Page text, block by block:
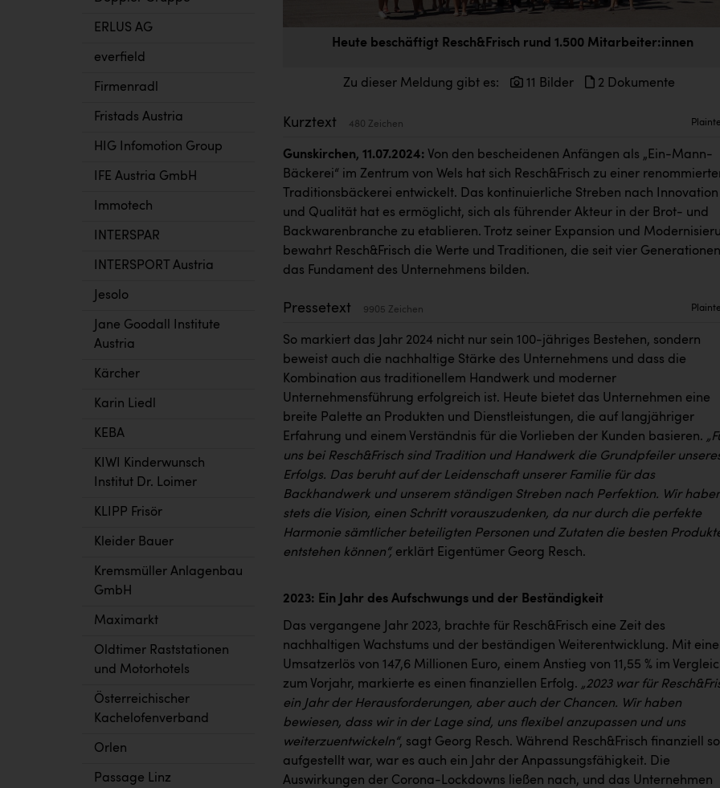
ERLUS AG
everfield
Firmenradl
Fristads Austria
HIG Infomotion Group
IFE Austria GmbH
Immotech
INTERSPAR
INTERSPORT Austria
Jesolo
Jane Goodall Institute
Austria
Kärcher
Karin Liedl
KEBA
KIWI Kinderwunsch
Institut Dr. Loimer
KLIPP Frisör
Kleider Bauer
Kremsmüller Anlagenbau
GmbH
Maximarkt
Oldtimer Raststationen
und Motorhotels
Österreichischer
Kachelofenverband
Orlen
Passage Linz
Heute beschäftigt Resch&Frisch rund 1.500 Mitarbeiter:innen
Zu dieser Meldung gibt es: 11 Bilder 2 Dokumente
Kurztext 480 Zeichen
Gunskirchen, 11.07.2024: Von den bescheidenen Anfängen als „Ein-Mann-
Bäckerei“ im Zentrum von Wels hat sich Resch&Frisch zu einer
Traditionsbäckerei entwickelt. Das kontinuierliche Streben nach Innovation
und Qualität hat es ermöglicht, sich als führender Akteur in der Brot- und
Backwarenbranche zu etablieren. Trotz seiner Expansion und
bewahrt Resch&Frisch die Werte und Traditionen, die seit vier Generationen
das Fundament des Unternehmens bilden.
Pressetext 9905 Zeichen
So markiert das Jahr 2024 nicht nur sein 100-jähriges Bestehen, sondern
beweist auch die nachhaltige Stärke des Unternehmens und dass die
Kombination aus traditionellem Handwerk und moderner
Unternehmensführung erfolgreich ist. Heute bietet das Unternehmen eine
breite Palette an Produkten und Dienstleistungen, die auf langjähriger
Erfahrung und einem Verständnis für die Vorlieben der Kunden basieren. „
uns bei Resch&Frisch sind Tradition und Handwerk die Grundpfeiler
Erfolgs. Das beruht auf der Leidenschaft unserer Familie für das
Backhandwerk und unserem ständigen Streben nach Perfektion. Wir
stets die Vision, einen Schritt vorauszudenken, da nur durch die perfekte
Harmonie sämtlicher beteiligten Personen und Zutaten die besten
entstehen können“, erklärt Eigentümer Georg Resch.
2023: Ein Jahr des Aufschwungs und der Beständigkeit
Das vergangene Jahr 2023, brachte für Resch&Frisch eine Zeit des
nachhaltigen Wachstums und der beständigen Weiterentwicklung. Mit
Umsatzerlös von 147,6 Millionen Euro, einem Anstieg von 11,55 % im
zum Vorjahr, markierte es einen finanziellen Erfolg. „2023 war für
ein Jahr der Herausforderungen, aber auch der Chancen. Wir haben
bewiesen, dass wir in der Lage sind, uns flexibel anzupassen und uns
weiterzuentwickeln“, sagt Georg Resch. Während Resch&Frisch finanziell
aufgestellt war, war es auch ein Jahr der Anpassungsfähigkeit. Die
Auswirkungen der Corona-Lockdowns ließen nach, und das Unternehmen